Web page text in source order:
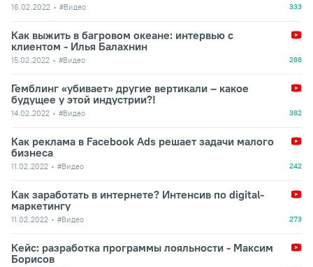
16.02.2022 #Видео 333
Как выжить в багровом океане: интервью с
клиентом - Илья Балахнин
15.02.2022 #Видео 288
Гемблинг «убивает» другие вертикали – какое
будущее у этой индустрии?!
14.02.2022 #Видео 382
Как реклама в Facebook Ads решает задачи малого
бизнеса
11.02.2022 #Видео 242
Как заработать в интернете? Интенсив по digital-
маркетингу
11.02.2022 #Видео 273
Кейс: разработка программы лояльности - Максим
Борисов